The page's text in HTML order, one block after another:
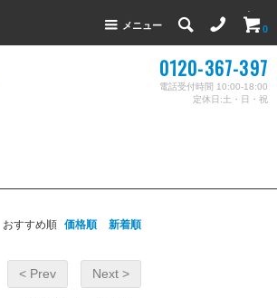
メニュー 0
0120-367-397
電話受付時間 10:00-18:00
定休日:土・日・祝
おすすめ順 価格順 新着順
< Prev Next >